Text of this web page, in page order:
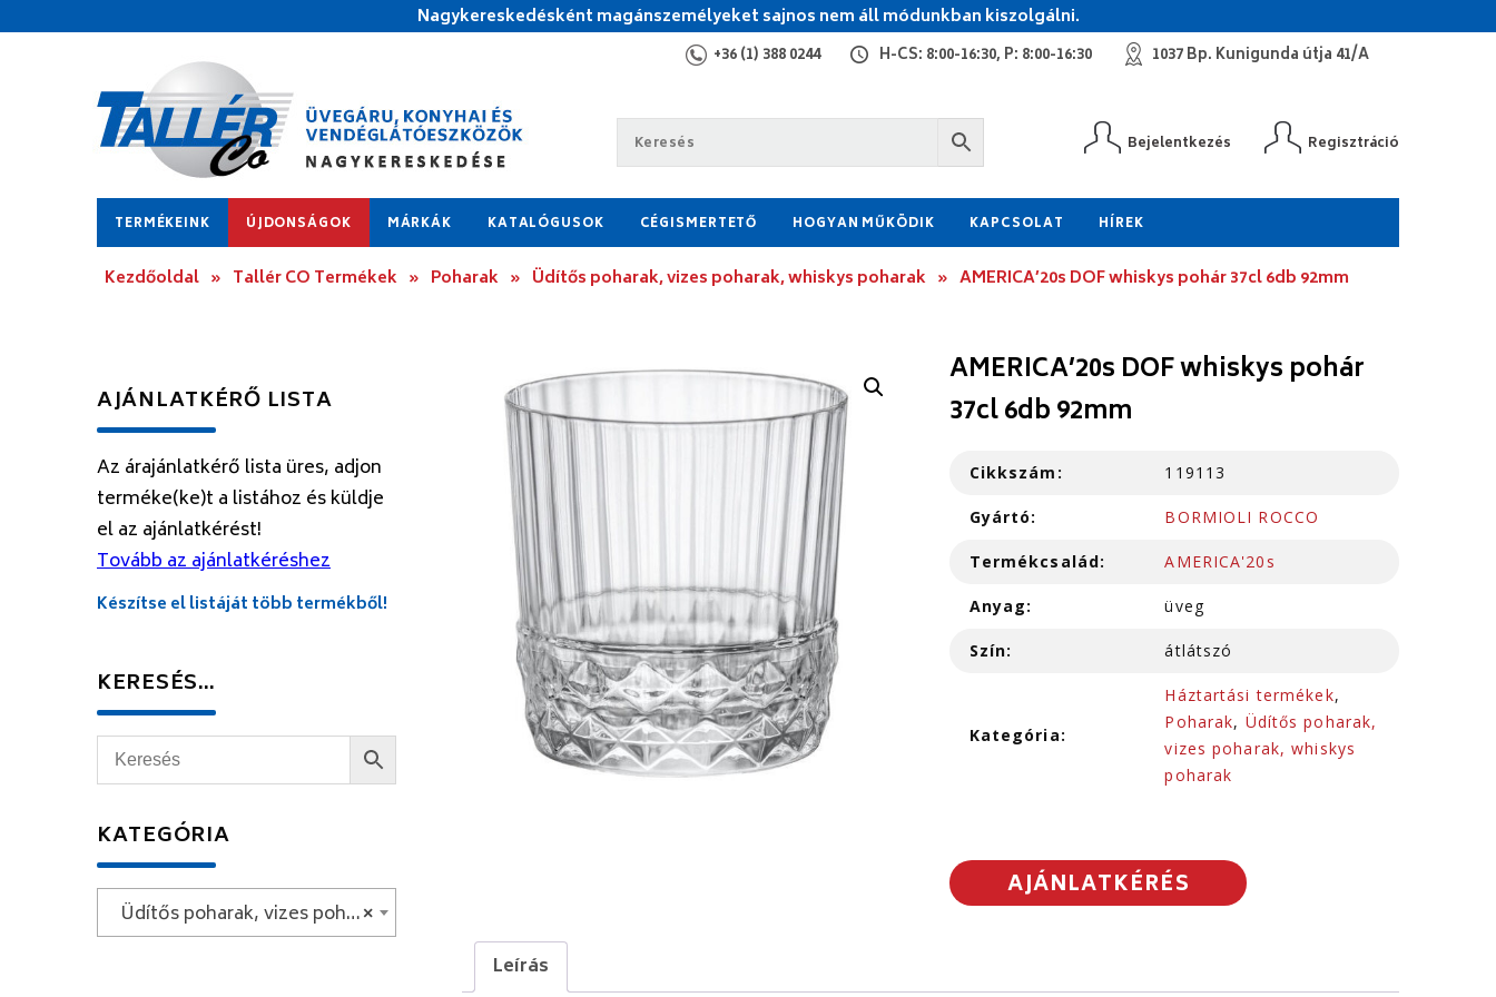
Nagykereskedésként magánszemélyeket sajnos nem áll módunkban kiszolgálni.
+36 (1) 388 0244 H-CS: 8:00-16:30, P: 8:00-16:30 1037 Bp. Kunigunda útja 41/A
Bejelentkezés Regisztráció
TERMÉKEINK ÚJDONSÁGOK MÁRKÁK KATALÓGUSOK CÉGISMERTETŐ HOGYAN MŰKÖDIK KAPCSOLAT HÍREK
Kezdőoldal » Tallér CO Termékek » Poharak » Üdítős poharak, vizes poharak, whiskys poharak » AMERICA’20s DOF whiskys pohár 37cl 6db 92mm
AMERICA’20s DOF whiskys pohár
37cl 6db 92mm
Cikkszám: 119113
Gyártó: BORMIOLI ROCCO
Termékcsalád: AMERICA'20s
Anyag: üveg
Szín: átlátszó
Kategória:
Háztartási termékek,
Poharak, Üdítős poharak,
vizes poharak, whiskys
poharak
AJÁNLATKÉRÉS
Leírás
AJÁNLATKÉRŐ LISTA
Az árajánlatkérő lista üres, adjon
terméke(ke)t a listához és küldje
el az ajánlatkérést!
Tovább az ajánlatkéréshez
Készítse el listáját több termékből!
KERESÉS…
KATEGÓRIA
×
Üdítős poharak, vizes poharak, whiskys poharak